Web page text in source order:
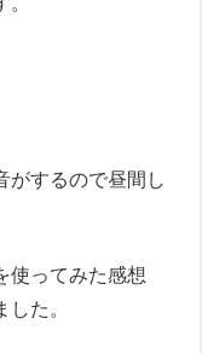
がするので昼間し
使ってみた感想
た。